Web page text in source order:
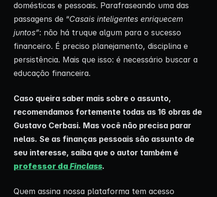
domésticas e pessoais. Parafraseando uma das
passagens de “Casais inteligentes enriquecem
juntos”: não há truque algum para o sucesso
financeiro. É preciso planejamento, disciplina e
persistência. Mais que isso: é necessário buscar a
educação financeira.
Caso queira saber mais sobre o assunto,
recomendamos fortemente todas as 16 obras de
Gustavo Cerbasi. Mas você não precisa parar
nelas. Se as finanças pessoais são assunto de
seu interesse, saiba que o autor também é
professor da Finclass.
Quem assina nossa plataforma tem acesso